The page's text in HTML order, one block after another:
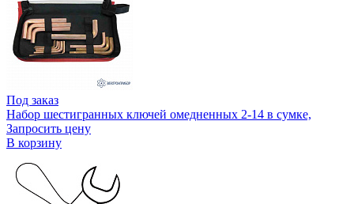
Под заказ
Набор шестигранных ключей омедненных 2-14 в сумке,
Запросить цену
В корзину